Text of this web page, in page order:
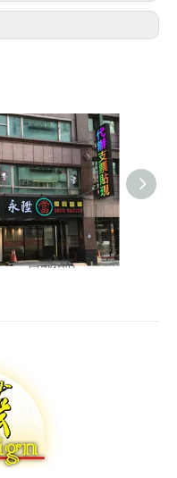
當舖招牌